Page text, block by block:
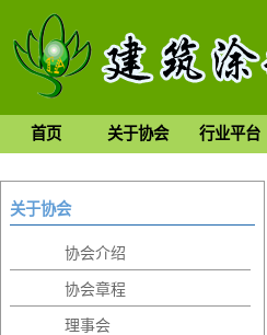
首页 关于协会 行业平台
关于协会
协会介绍
协会章程
理事会